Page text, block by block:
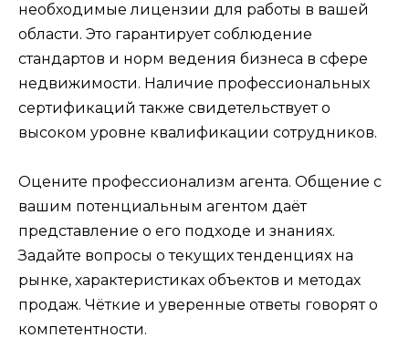
необходимые лицензии для работы в вашей
области. Это гарантирует соблюдение
стандартов и норм ведения бизнеса в сфере
недвижимости. Наличие профессиональных
сертификаций также свидетельствует о
высоком уровне квалификации сотрудников.
Оцените профессионализм агента. Общение с
вашим потенциальным агентом даёт
представление о его подходе и знаниях.
Задайте вопросы о текущих тенденциях на
рынке, характеристиках объектов и методах
продаж. Чёткие и уверенные ответы говорят о
компетентности.